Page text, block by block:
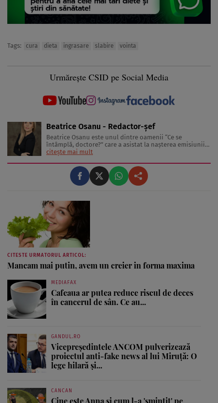
Tags: cura dieta ingrasare slabire vointa
Urmărește CSID pe Social Media
Beatrice Osanu - Redactor-şef
Beatrice Osanu este unul dintre oamenii “Ce se
întâmplă, doctore?” care a asistat la naşterea emisiunii
în 2002 şi a revistei în 2005. În anii care au trecut de
antrenori de fitness şi psihologi, dar şi celebrităţi care
au inspirat-o, ...
citește mai mult
CITESTE URMATORUL ARTICOL:
Mancam mai putin, avem un creier in forma maxima
MEDIAFAX
Cafeaua ar putea reduce riscul de deces
în cancerul de sân. Ce au...
GANDUL.RO
Vicepreședintele ANCOM pulverizează
proiectul anti-fake news al lui Miruță: O
lege hilară și...
CANCAN
Cine este Anna și cum l-a 'smintit' pe